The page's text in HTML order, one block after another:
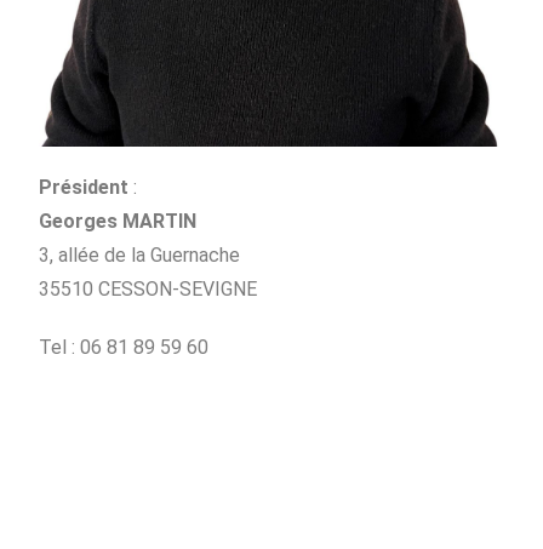
Président :
Georges MARTIN
3, allée de la Guernache
35510 CESSON-SEVIGNE
Tel : 06 81 89 59 60